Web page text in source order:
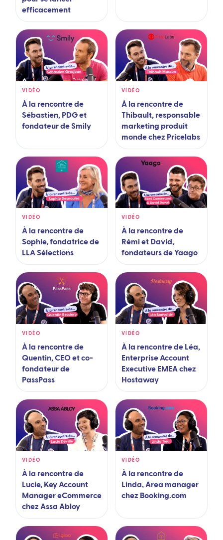
efficacement
VIDÉO
À la rencontre de
Sébastien, PDG et
fondateur de Smily
VIDÉO
À la rencontre de
Thibault, responsable
marketing produit
monde chez Pricelabs
VIDÉO
À la rencontre de
Sophie, fondatrice de
LLA Sélections
VIDÉO
À la rencontre de
Rémi et David,
fondateurs de Yaago
VIDÉO
À la rencontre de
Quentin, CEO et co-
fondateur de
PassPass
VIDÉO
À la rencontre de Léa,
Enterprise Account
Executive EMEA chez
Hostaway
VIDÉO
À la rencontre de
Lucie, Key Account
Manager eCommerce
chez Assa Abloy
VIDÉO
À la rencontre de
Linda, Area manager
chez Booking.com